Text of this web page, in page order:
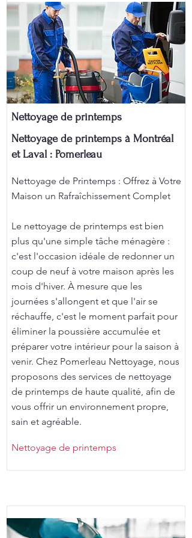
Nettoyage de printemps
Nettoyage de printemps à Montréal
et Laval : Pomerleau
Nettoyage de Printemps : Offrez à Votre
Maison un Rafraîchissement Complet
Le nettoyage de printemps est bien
plus qu'une simple tâche ménagère :
c'est l'occasion idéale de redonner un
coup de neuf à votre maison après les
mois d'hiver. À mesure que les
journées s'allongent et que l'air se
réchauffe, c'est le moment parfait pour
éliminer la poussière accumulée et
préparer votre intérieur pour la saison à
venir. Chez Pomerleau Nettoyage, nous
proposons des services de nettoyage
de printemps de haute qualité, afin de
vous offrir un environnement propre,
sain et agréable.
Nettoyage de printemps